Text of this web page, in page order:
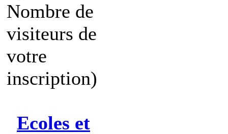
Nombre de
visiteurs de
votre
inscription)
Ecoles et